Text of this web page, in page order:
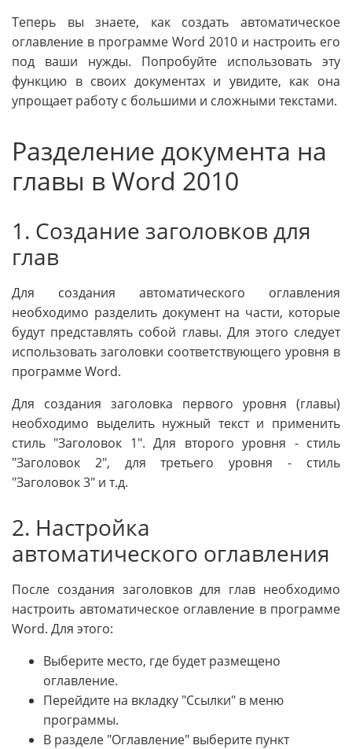
Теперь вы знаете, как создать автоматическое
оглавление в программе Word 2010 и настроить его
под ваши нужды. Попробуйте использовать эту
функцию в своих документах и увидите, как она
упрощает работу с большими и сложными текстами.
Разделение документа на
главы в Word 2010
1. Создание заголовков для
глав
Для создания автоматического оглавления
необходимо разделить документ на части, которые
будут представлять собой главы. Для этого следует
использовать заголовки соответствующего уровня в
программе Word.
Для создания заголовка первого уровня (главы)
необходимо выделить нужный текст и применить
стиль "Заголовок 1". Для второго уровня - стиль
"Заголовок 2", для третьего уровня - стиль
"Заголовок 3" и т.д.
2. Настройка
автоматического оглавления
После создания заголовков для глав необходимо
настроить автоматическое оглавление в программе
Word. Для этого:
Выберите место, где будет размещено
оглавление.
Перейдите на вкладку "Ссылки" в меню
программы.
В разделе "Оглавление" выберите пункт